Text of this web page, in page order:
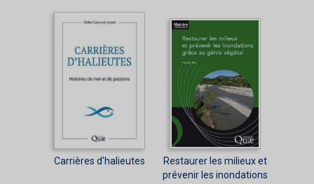
Carrières d'halieutes
Restaurer les milieux et
prévenir les inondations